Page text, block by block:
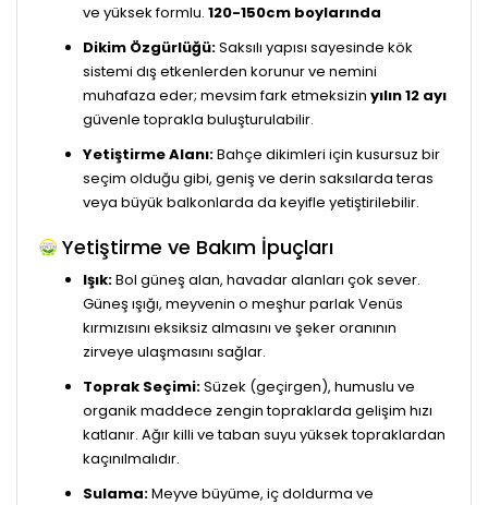
ve yüksek formlu. 120-150cm boylarında
Dikim Özgürlüğü:Saksılı yapısı sayesinde kök
sistemi dış etkenlerden korunur ve nemini
muhafaza eder; mevsim fark etmeksizin yılın 12 ayı
güvenle toprakla buluşturulabilir.
Yetiştirme Alanı:Bahçe dikimleri için kusursuz bir
seçim olduğu gibi, geniş ve derin saksılarda teras
veya büyük balkonlarda da keyifle yetiştirilebilir.
Yetiştirme ve Bakım İpuçları
Işık:Bol güneş alan, havadar alanları çok sever.
Güneş ışığı, meyvenin o meşhur parlak Venüs
kırmızısını eksiksiz almasını ve şeker oranının
zirveye ulaşmasını sağlar.
Toprak Seçimi:Süzek (geçirgen), humuslu ve
organik maddece zengin topraklarda gelişim hızı
katlanır. Ağır killi ve taban suyu yüksek topraklardan
kaçınılmalıdır.
Sulama:Meyve büyüme, iç doldurma ve